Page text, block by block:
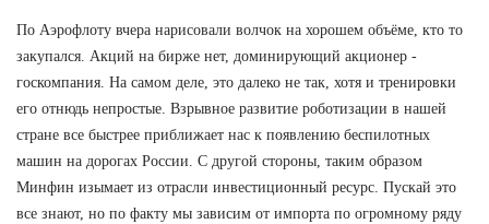
По Аэрофлоту вчера нарисовали волчок на хорошем объёме, кто то
закупался. Акций на бирже нет, доминирующий акционер -
госкомпания. На самом деле, это далеко не так, хотя и тренировки
его отнюдь непростые. Взрывное развитие роботизации в нашей
стране все быстрее приближает нас к появлению беспилотных
машин на дорогах России. С другой стороны, таким образом
Минфин изымает из отрасли инвестиционный ресурс. Пускай это
все знают, но по факту мы зависим от импорта по огромному ряду